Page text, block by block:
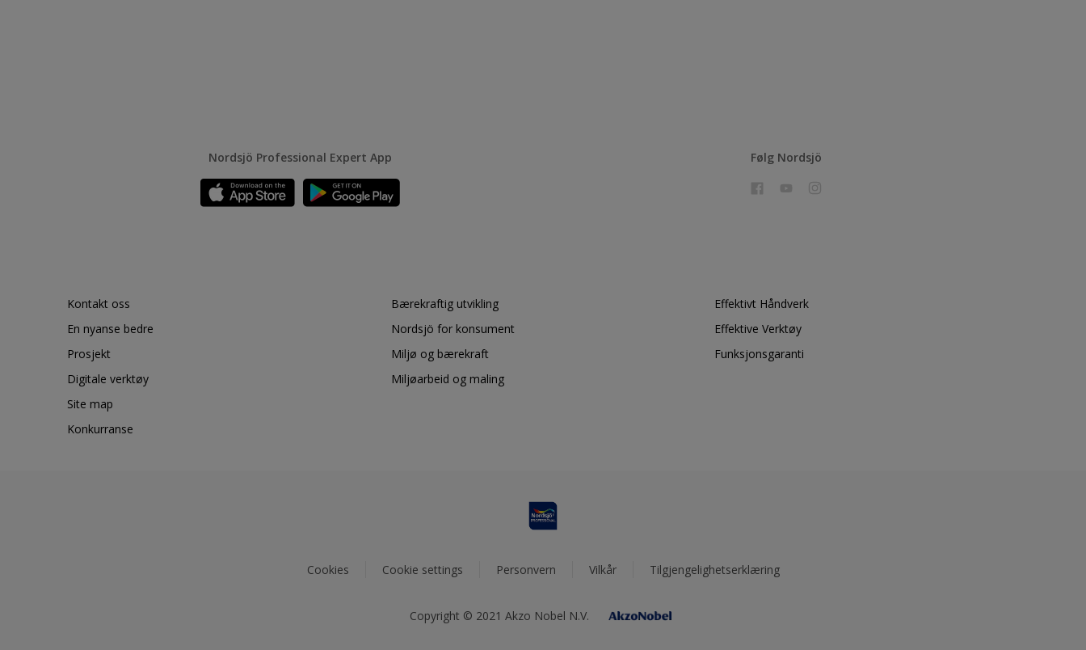
Nordsjö Professional Expert App Følg Nordsjö
Kontakt oss
En nyanse bedre
Prosjekt
Digitale verktøy
Site map
Konkurranse
Bærekraftig utvikling
Nordsjö for konsument
Miljø og bærekraft
Miljøarbeid og maling
Effektivt Håndverk
Effektive Verktøy
Funksjonsgaranti
Cookies Cookie settings Personvern Vilkår Tilgjengelighetserklæring
Copyright © 2021 Akzo Nobel N.V.